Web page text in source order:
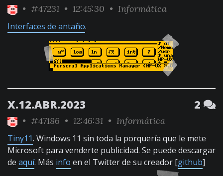
• #47231 • 12:45:30 • Informática
Interfaces de antaño.
X.12.ABR.2023 2
• #47186 • 12:46:31 • Informática
Tiny11. Windows 11 sin toda la porquería que le mete
Microsoft para venderte publicidad. Se puede descargar
de aquí. Más info en el Twitter de su creador [github]